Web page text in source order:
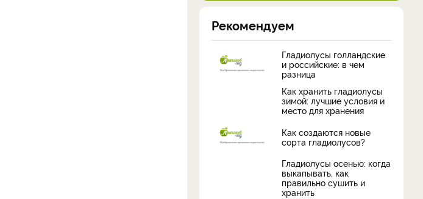
Рекомендуем
Гладиолусы голландские
и российские: в чем
разница
Как хранить гладиолусы
зимой: лучшие условия и
место для хранения
Как создаются новые
сорта гладиолусов?
Гладиолусы осенью: когда
выкапывать, как
правильно сушить и
хранить